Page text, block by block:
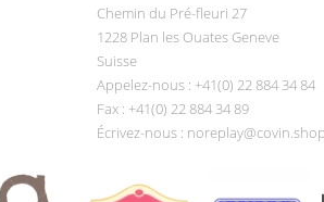
Chemin du Pré-fleuri 27
1228 Plan les Ouates Geneve
Suisse
Appelez-nous : +41(0) 22 884 34 84
Fax : +41(0) 22 884 34 89
Écrivez-nous :